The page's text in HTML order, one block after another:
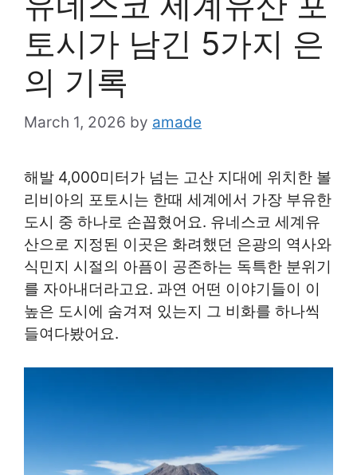
토시가 남긴 5가지 은
의 기록
March 1, 2026 by amade
해발 4,000미터가 넘는 고산 지대에 위치한 볼
리비아의 포토시는 한때 세계에서 가장 부유한
도시 중 하나로 손꼽혔어요. 유네스코 세계유
산으로 지정된 이곳은 화려했던 은광의 역사와
식민지 시절의 아픔이 공존하는 독특한 분위기
를 자아내더라고요. 과연 어떤 이야기들이 이
높은 도시에 숨겨져 있는지 그 비화를 하나씩
들여다봤어요.